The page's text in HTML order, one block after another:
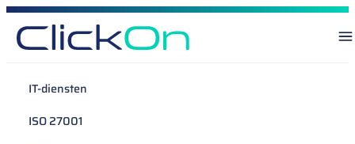
IT-diensten
ISO 27001